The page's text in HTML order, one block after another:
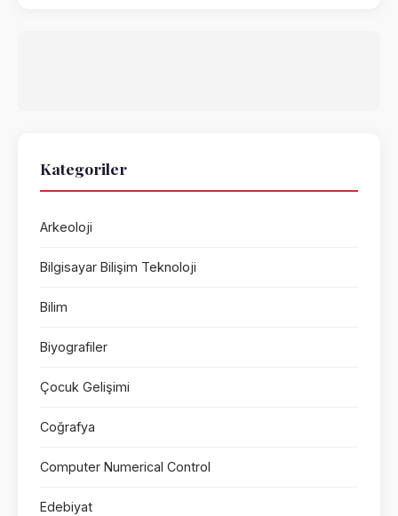
Kategoriler
Arkeoloji
Bilgisayar Bilişim Teknoloji
Bilim
Biyografiler
Çocuk Gelişimi
Coğrafya
Computer Numerical Control
Edebiyat